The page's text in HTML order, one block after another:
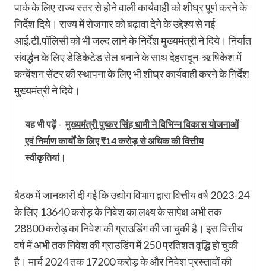
पार्क के लिए राज्य स्तर से होने वाली कार्यवाही को शीघ्र पूर्ण करने के
निर्देश दिये। राज्य में रोजगार को बढ़ावा देने के उद्देश्य से नई
आई.टी.पॉलिसी को भी जल्द लाने के निर्देश मुख्यमंत्री ने दिये। निर्यात
संवर्द्धन के लिए डेडिकेटेड सेल बनाने के साथ देहरादून-ऋषिकेश में
कन्वेंशन सेंटर की स्थापना के लिए भी शीघ्र कार्यवाही करने के निर्देश
मुख्यमंत्री ने दिये।
यह भी पढ़ें - मुख्यमंत्री पुष्कर सिंह धामी ने विभिन्न विकास योजनाओं
एवं निर्माण कार्यों के लिए ₹14 करोड़ से अधिक की वित्तीय
स्वीकृतियां।
बैठक में जानकारी दी गई कि उद्योग विभाग द्वारा वित्तीय वर्ष 2023-24
के लिए 13640 करोड़ के निवेश का लक्ष्य के सापेक्ष अभी तक
28800 करोड़ का निवेश की ग्राउडिंग की जा चुकी है। इस वित्तीय
वर्ष में अभी तक निवेश की ग्राउडिंग में 250 प्रतिशत वृद्धि हो चुकी
है। मार्च 2024 तक 17200 करोड़ के और निवेश प्रस्तावों की